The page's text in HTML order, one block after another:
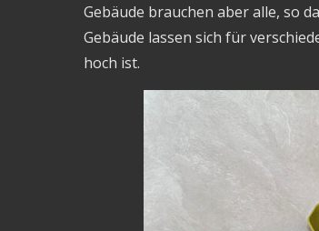
Gebäude brauchen aber alle, so
Gebäude lassen sich für
hoch ist.